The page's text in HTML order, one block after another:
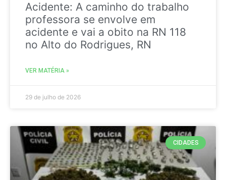
Acidente: A caminho do trabalho
professora se envolve em
acidente e vai a obito na RN 118
no Alto do Rodrigues, RN
VER MATÉRIA »
29 de julho de 2026
CIDADES